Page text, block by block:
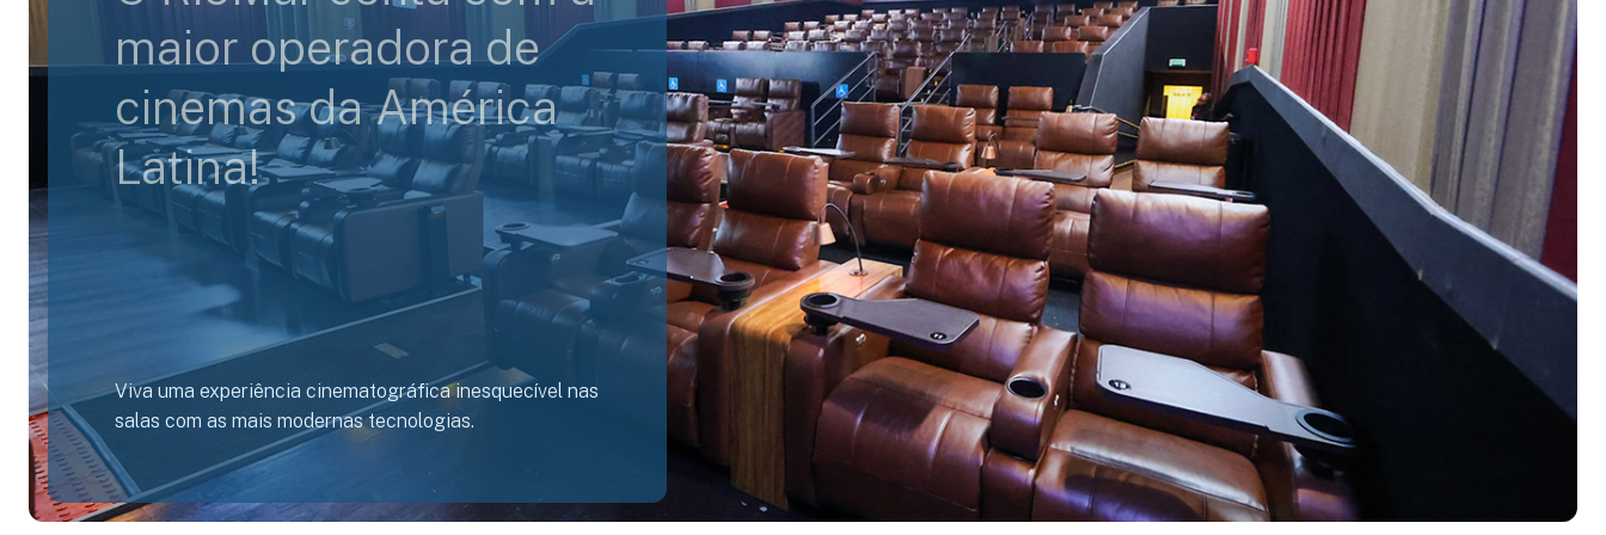
maior operadora de
cinemas da América
Latina!
Viva uma experiência cinematográfica inesquecível nas
salas com as mais modernas tecnologias.